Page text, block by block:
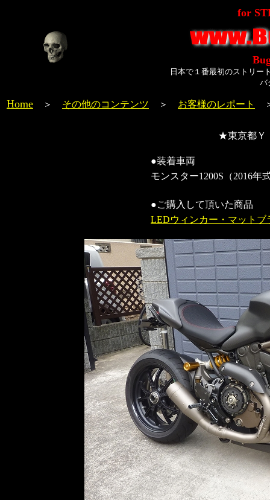
for
日本で１番最初のストリー
バ
Home ＞ その他のコンテンツ ＞ お客様のレポート
★東京都Ｙ
●装着車両
モンスター1200S（2016年
●ご購入して頂いた商品
LEDウィンカー・マット